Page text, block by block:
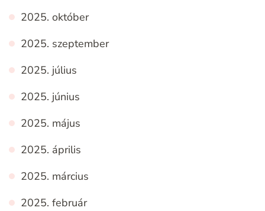
2025. október
2025. szeptember
2025. július
2025. június
2025. május
2025. április
2025. március
2025. február